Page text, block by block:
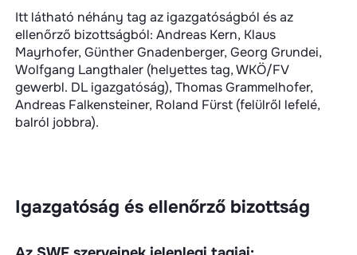
Itt látható néhány tag az igazgatóságból és az
ellenőrző bizottságból: Andreas Kern, Klaus
Mayrhofer, Günther Gnadenberger, Georg Grundei,
Wolfgang Langthaler (helyettes tag, WKÖ/FV
gewerbl. DL igazgatóság), Thomas Grammelhofer,
Andreas Falkensteiner, Roland Fürst (felülről lefelé,
balról jobbra).
Igazgatóság és ellenőrző bizottság